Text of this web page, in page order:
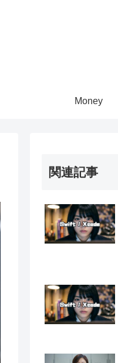
Money
関連記事